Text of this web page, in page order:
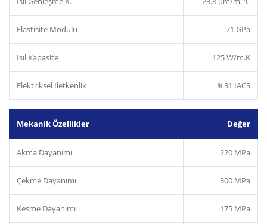
Elastisite Modülü 71 GPa
Isıl Kapasite 125 W/m.K
Elektriksel İletkenlik %31 IACS
Mekanik Özellikler Değer
Akma Dayanımı 220 MPa
Çekme Dayanımı 300 MPa
Kesme Dayanımı 175 MPa